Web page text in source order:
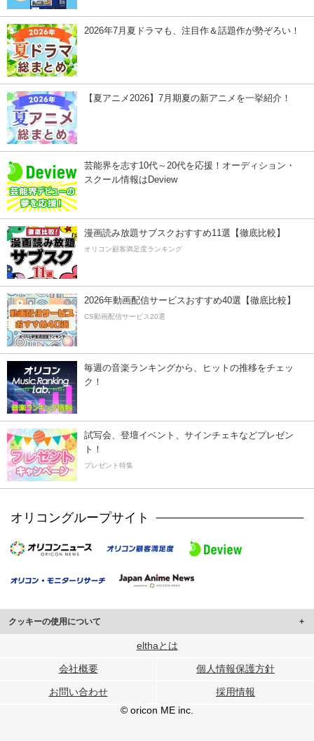
2026年7月夏ドラマも、注目作＆話題作が勢ぞろい！
【夏アニメ2026】7月期夏の新アニメを一挙紹介！
芸能界を志す10代～20代を応援！オーディション・
スクール情報はDeview
漫画読み放題サブスクおすすめ11選【徹底比較】
オリコン顧客満足度ランキング
2026年動画配信サービスおすすめ40選【徹底比較】
CS動画配信サービス20選
毎週の音楽ランキングから、ヒットの推移をチェッ
ク！
試写会、登壇イベント、サインチェキなどプレゼン
ト！
プレゼント特集
オリコングループサイト
クッキーの使用について
このサイトでは Cookie を使用して、ユーザーに合わせたコンテンツや広告の
行っています。
メディアや広告配信、データ解析の各パートナーに提供しています。
ユーザーが各パートナーのサービスを使用したときに収集した他の情報を組み
elthaとは
会社概要 個人情報保護方針
お問い合わせ
採用情報
© oricon ME inc.